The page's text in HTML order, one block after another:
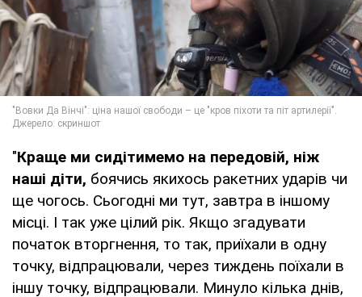
"Краще ми сидітимемо на передовій, ніж
наші діти, боячись якихось ракетних ударів чи
ще чогось. Сьогодні ми тут, завтра в іншому
місці. І так уже цілий рік. Якщо згадувати
початок вторгнення, то так, приїхали в одну
точку, відпрацювали, через тиждень поїхали в
іншу точку, відпрацювали. Минуло кілька днів,